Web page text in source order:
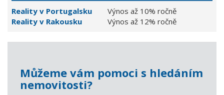
Reality v Portugalsku
Výnos až 10% ročně
Reality v Rakousku
Výnos až 12% ročně
Můžeme vám pomoci s hledáním
nemovitosti?